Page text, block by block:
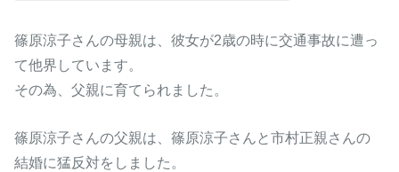
篠原涼子さんの母親は、彼女が2歳の時に交通事故に遭っ
て他界しています。
その為、父親に育てられました。
篠原涼子さんの父親は、篠原涼子さんと市村正親さんの
結婚に猛反対をしました。